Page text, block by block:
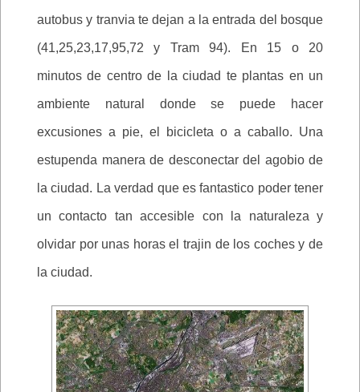
autobus y tranvia te dejan a la entrada del bosque
(41,25,23,17,95,72 y Tram 94). En 15 o 20
minutos de centro de la ciudad te plantas en un
ambiente natural donde se puede hacer
excusiones a pie, el bicicleta o a caballo. Una
estupenda manera de desconectar del agobio de
la ciudad. La verdad que es fantastico poder tener
un contacto tan accesible con la naturaleza y
olvidar por unas horas el trajin de los coches y de
la ciudad.